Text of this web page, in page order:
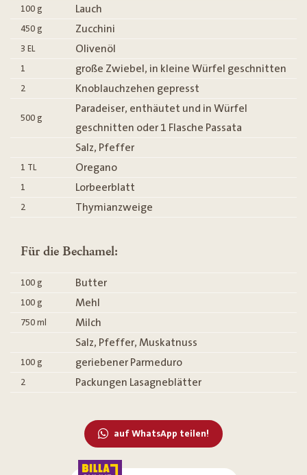
100 g Lauch
450 g Zucchini
3 EL Olivenöl
1 große Zwiebel, in kleine Würfel geschnitten
2 Knoblauchzehen gepresst
500 g
Paradeiser, enthäutet und in Würfel
geschnitten oder 1 Flasche Passata
Salz, Pfeffer
1 TL Oregano
1 Lorbeerblatt
2 Thymianzweige
Für die Bechamel:
100 g Butter
100 g Mehl
750 ml
Milch
Salz, Pfeffer, Muskatnuss
100 g geriebener Parmeduro
2 Packungen Lasagneblätter
auf WhatsApp teilen!